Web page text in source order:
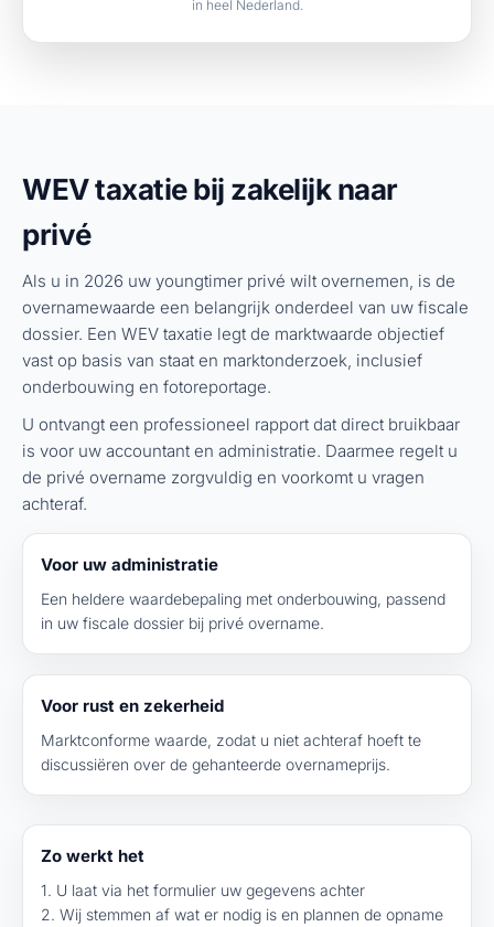
in heel Nederland.
WEV taxatie bij zakelijk naar
privé
Als u in 2026 uw youngtimer privé wilt overnemen, is de
overnamewaarde een belangrijk onderdeel van uw fiscale
dossier. Een WEV taxatie legt de marktwaarde objectief
vast op basis van staat en marktonderzoek, inclusief
onderbouwing en fotoreportage.
U ontvangt een professioneel rapport dat direct bruikbaar
is voor uw accountant en administratie. Daarmee regelt u
de privé overname zorgvuldig en voorkomt u vragen
achteraf.
Voor uw administratie
Een heldere waardebepaling met onderbouwing, passend
in uw fiscale dossier bij privé overname.
Voor rust en zekerheid
Marktconforme waarde, zodat u niet achteraf hoeft te
discussiëren over de gehanteerde overnameprijs.
Zo werkt het
1. U laat via het formulier uw gegevens achter
2. Wij stemmen af wat er nodig is en plannen de opname